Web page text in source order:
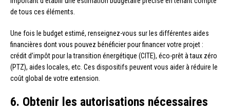
de tous ces éléments.
Une fois le budget estimé, renseignez-vous sur les différentes aides
financières dont vous pouvez bénéficier pour financer votre projet :
crédit d’impôt pour la transition énergétique (CITE), éco-prêt à taux zéro
(PTZ), aides locales, etc. Ces dispositifs peuvent vous aider à réduire le
coût global de votre extension.
6. Obtenir les autorisations nécessaires